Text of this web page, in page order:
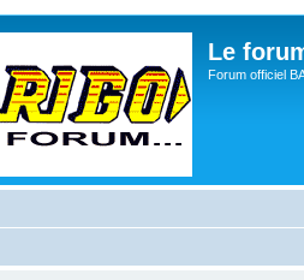
Le
Forum officiel